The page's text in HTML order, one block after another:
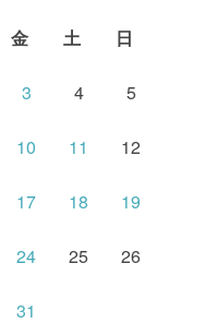
金 土 日
3 4 5
10 11 12
17 18 19
24 25 26
31